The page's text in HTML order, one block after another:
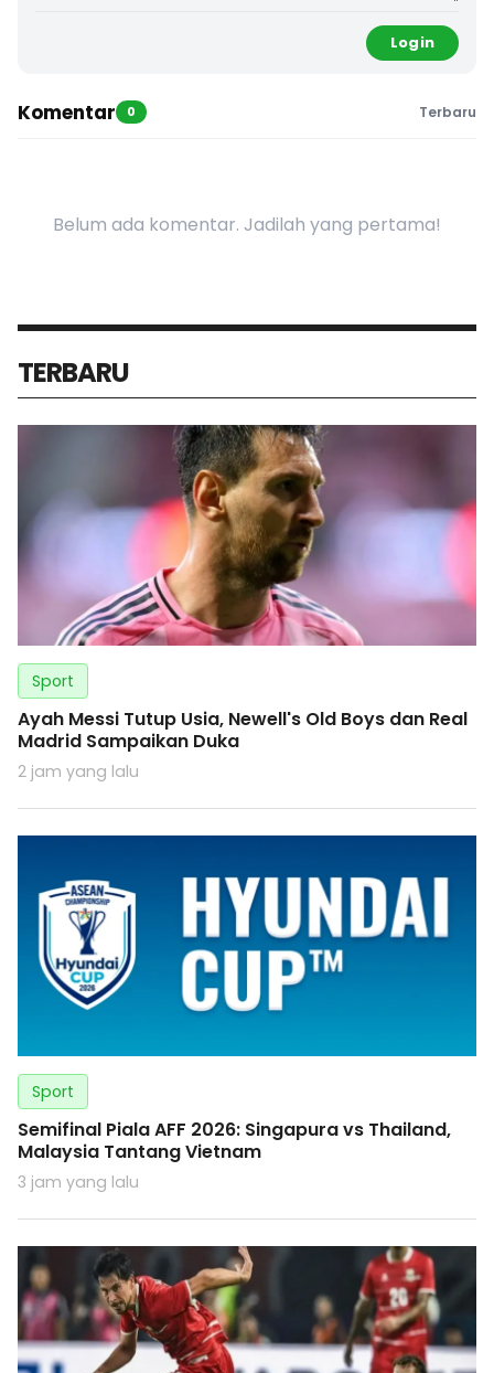
Login
Komentar 0 Terbaru
Belum ada komentar. Jadilah yang pertama!
TERBARU
Sport
Ayah Messi Tutup Usia, Newell's Old Boys dan Real
Madrid Sampaikan Duka
2 jam yang lalu
Sport
Semifinal Piala AFF 2026: Singapura vs Thailand,
Malaysia Tantang Vietnam
3 jam yang lalu